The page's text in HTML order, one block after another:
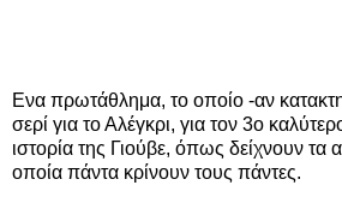
Ενα πρωτάθλημα, το οποίο -αν
σερί για το Αλέγκρι, για τον 3ο
ιστορία της Γιούβε, όπως δείχνουν τα
οποία πάντα κρίνουν τους πάντες.